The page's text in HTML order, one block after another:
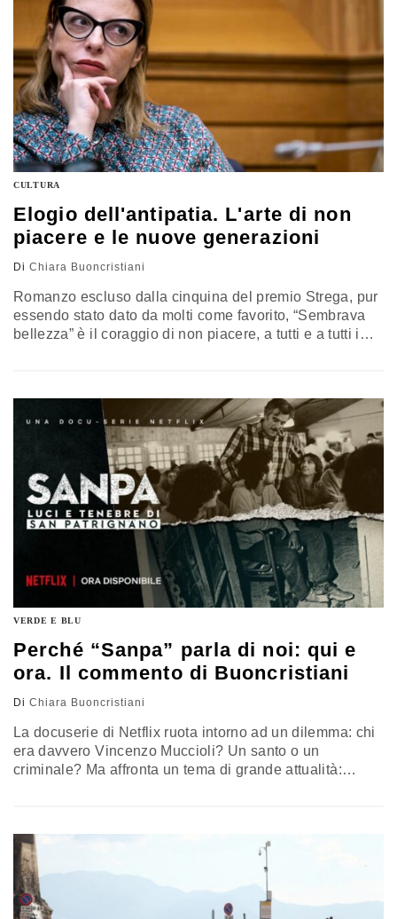
CULTURA
Elogio dell'antipatia. L'arte di non
piacere e le nuove generazioni
Di Chiara Buoncristiani
Romanzo escluso dalla cinquina del premio Strega, pur
essendo stato dato da molti come favorito, “Sembrava
bellezza” è il coraggio di non piacere, a tutti e a tutti i
VERDE E BLU
Perché “Sanpa” parla di noi: qui e
ora. Il commento di Buoncristiani
Di Chiara Buoncristiani
La docuserie di Netflix ruota intorno ad un dilemma: chi
era davvero Vincenzo Muccioli? Un santo o un
criminale? Ma affronta un tema di grande attualità: